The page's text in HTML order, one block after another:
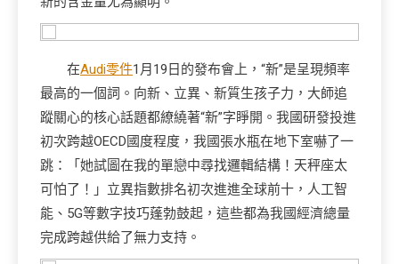
在Audi零件1月19日的發布會上，“新”是呈現頻率
最高的一個詞。向新、立異、新質生孩子力，大師追
蹤關心的核心話題都繚繞著“新”字睜開。我國研發投進
初次跨越OECD國度程度，我國張水瓶在地下室嚇了一
跳：「她試圖在我的單戀中尋找邏輯結構！天秤座太
可怕了！」立異指數排名初次進進全球前十，人工智
能、5G等數字技巧蓬勃鼓起，這些都為我國經濟總量
完成跨越供給了無力支持。